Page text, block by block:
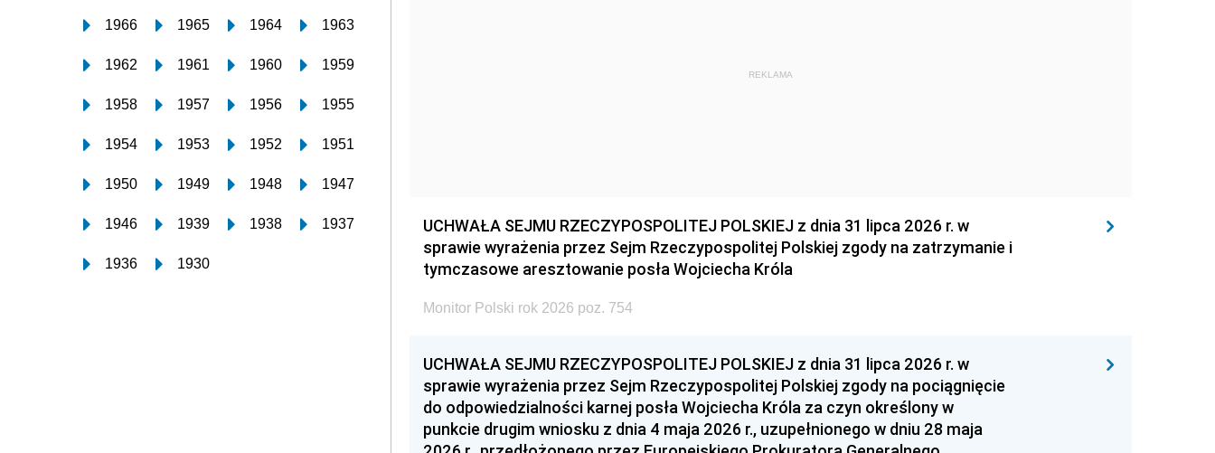
1966 1965 1964 1963
1962 1961 1960 1959
1958 1957 1956 1955
1954 1953 1952 1951
1950 1949 1948 1947
1946 1939 1938 1937
1936 1930
REKLAMA
UCHWAŁA SEJMU RZECZYPOSPOLITEJ POLSKIEJ z dnia 31 lipca 2026 r. w
sprawie wyrażenia przez Sejm Rzeczypospolitej Polskiej zgody na zatrzymanie i
tymczasowe aresztowanie posła Wojciecha Króla
Monitor Polski rok 2026 poz. 754
UCHWAŁA SEJMU RZECZYPOSPOLITEJ POLSKIEJ z dnia 31 lipca 2026 r. w
sprawie wyrażenia przez Sejm Rzeczypospolitej Polskiej zgody na pociągnięcie
do odpowiedzialności karnej posła Wojciecha Króla za czyn określony w
punkcie drugim wniosku z dnia 4 maja 2026 r., uzupełnionego w dniu 28 maja